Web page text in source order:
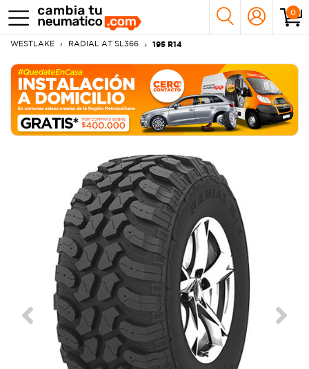
0
WESTLAKE RADIAL AT SL366 195 R14
Previous Next